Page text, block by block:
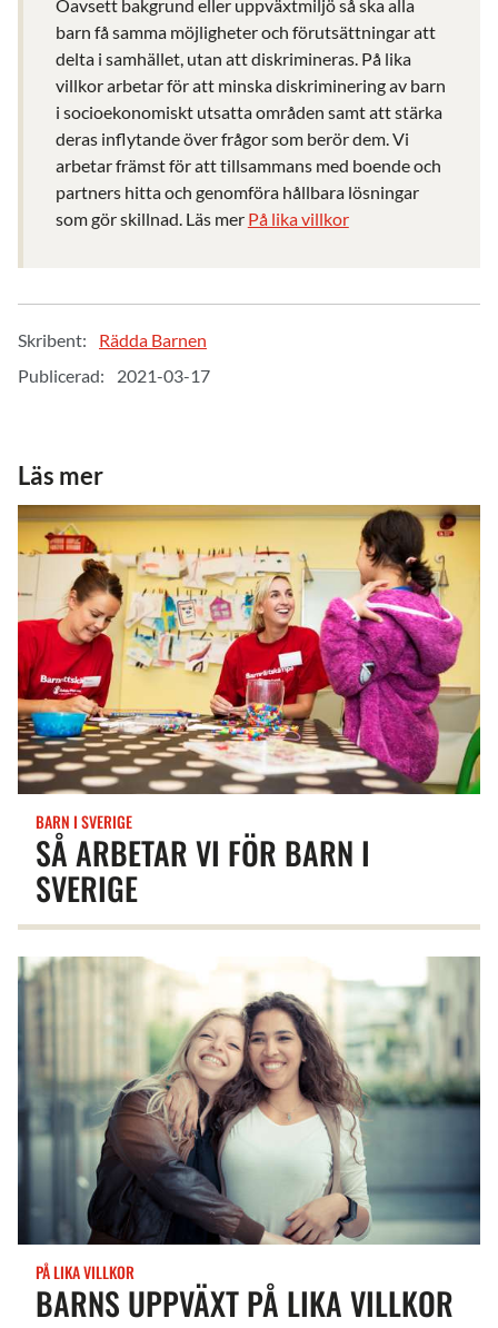
Oavsett bakgrund eller uppväxtmiljö så ska alla
barn få samma möjligheter och förutsättningar att
delta i samhället, utan att diskrimineras. På lika
villkor arbetar för att minska diskriminering av barn
i socioekonomiskt utsatta områden samt att stärka
deras inflytande över frågor som berör dem. Vi
arbetar främst för att tillsammans med boende och
partners hitta och genomföra hållbara lösningar
som gör skillnad. Läs mer På lika villkor
Skribent:
Rädda Barnen
Publicerad:
2021-03-17
Läs mer
SÅ ARBETAR VI FÖR BARN I
SVERIGE
BARN I SVERIGE
BARNS UPPVÄXT PÅ LIKA VILLKOR
PÅ LIKA VILLKOR